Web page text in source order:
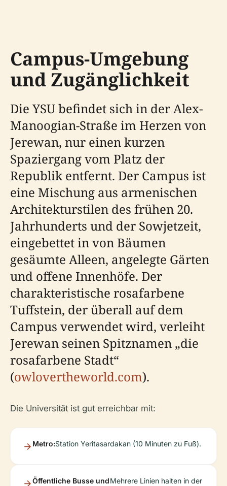
Campus-Umgebung
und Zugänglichkeit
Die YSU befindet sich in der Alex-
Manoogian-Straße im Herzen von
Jerewan, nur einen kurzen
Spaziergang vom Platz der
Republik entfernt. Der Campus ist
eine Mischung aus armenischen
Architekturstilen des frühen 20.
Jahrhunderts und der Sowjetzeit,
eingebettet in von Bäumen
gesäumte Alleen, angelegte Gärten
und offene Innenhöfe. Der
charakteristische rosafarbene
Tuffstein, der überall auf dem
Campus verwendet wird, verleiht
Jerewan seinen Spitznamen „die
rosafarbene Stadt“
(owlovertheworld.com).
Die Universität ist gut erreichbar mit:
Metro:Station Yeritasardakan (10 Minuten zu Fuß).
Öffentliche Busse undMehrere Linien halten in der